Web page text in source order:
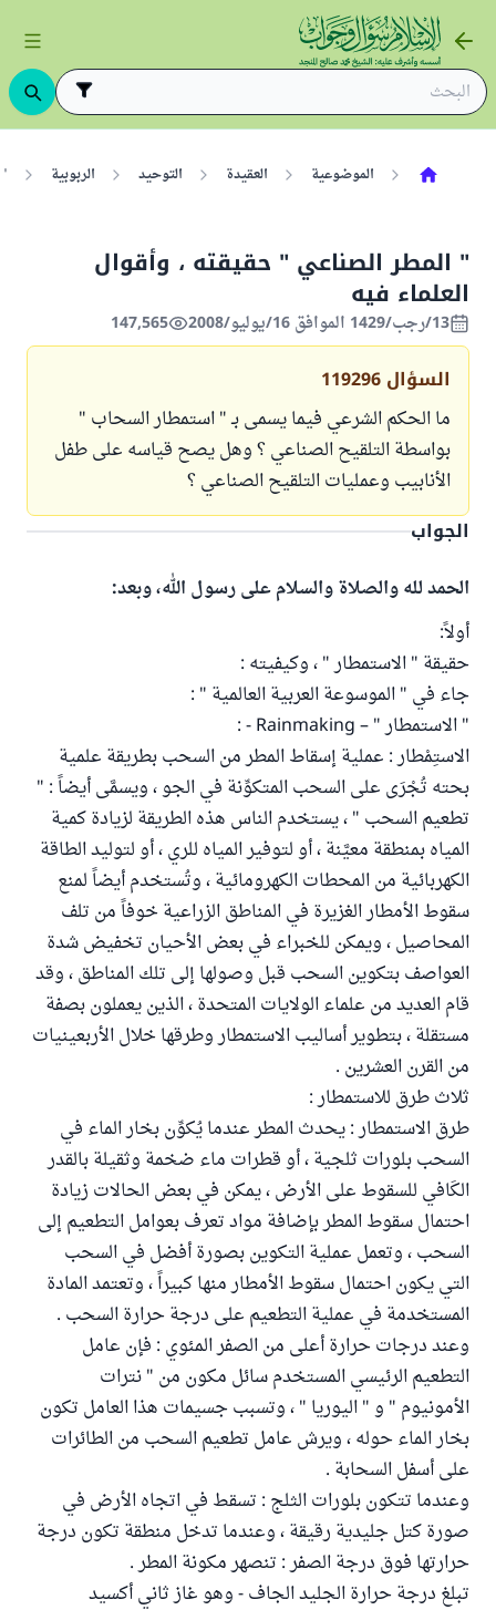
الموضوعية العقيدة التوحيد الربوبية
" المطر الصناعي " حقيقته ، وأقوال
العلماء فيه
13/رجب/1429 الموافق 16/يوليو/2008 147,565
السؤال 119296
ما الحكم الشرعي فيما يسمى بـ " استمطار السحاب "
بواسطة التلقيح الصناعي ؟ وهل يصح قياسه على طفل
الأنابيب وعمليات التلقيح الصناعي ؟
الجواب
الحمد لله والصلاة والسلام على رسول الله، وبعد:
أولاً:
حقيقة " الاستمطار " ، وكيفيته :
جاء في " الموسوعة العربية العالمية " :
" الاستمطار " – Rainmaking - :
الاستِمْطار : عملية إسقاط المطر من السحب بطريقة علمية
بحته تُجْرَى على السحب المتكوِّنة في الجو ، ويسمَّى أيضاً : "
تطعيم السحب " ، يستخدم الناس هذه الطريقة لزيادة كمية
المياه بمنطقة معيَّنة ، أو لتوفير المياه للري ، أو لتوليد الطاقة
الكهربائية من المحطات الكهرومائية ، وتُستخدم أيضاً لمنع
سقوط الأمطار الغزيرة في المناطق الزراعية خوفاً من تلف
المحاصيل ، ويمكن للخبراء في بعض الأحيان تخفيض شدة
العواصف بتكوين السحب قبل وصولها إلى تلك المناطق ، وقد
قام العديد من علماء الولايات المتحدة ، الذين يعملون بصفة
مستقلة ، بتطوير أساليب الاستمطار وطرقها خلال الأربعينيات
من القرن العشرين .
ثلاث طرق للاستمطار :
طرق الاستمطار : يحدث المطر عندما يُكوِّن بخار الماء في
السحب بلورات ثلجية ، أو قطرات ماء ضخمة وثقيلة بالقدر
الكَافي للسقوط على الأرض ، يمكن في بعض الحالات زيادة
احتمال سقوط المطر بإضافة مواد تعرف بعوامل التطعيم إلى
السحب ، وتعمل عملية التكوين بصورة أفضل في السحب
التي يكون احتمال سقوط الأمطار منها كبيراً ، وتعتمد المادة
المستخدمة في عملية التطعيم على درجة حرارة السحب .
وعند درجات حرارة أعلى من الصفر المئوي : فإن عامل
التطعيم الرئيسي المستخدم سائل مكون من " نترات
الأمونيوم " و " اليوريا " ، وتسبب جسيمات هذا العامل تكون
بخار الماء حوله ، ويرش عامل تطعيم السحب من الطائرات
على أسفل السحابة .
وعندما تتكون بلورات الثلج : تسقط في اتجاه الأرض في
صورة كتل جليدية رقيقة ، وعندما تدخل منطقة تكون درجة
حرارتها فوق درجة الصفر : تنصهر مكونة المطر .
تبلغ درجة حرارة الجليد الجاف - وهو غاز ثاني أكسيد